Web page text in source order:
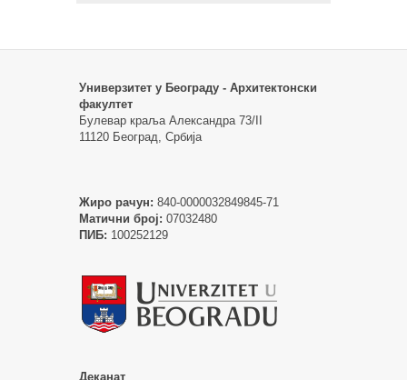
Универзитет у Београду - Архитектонски
факултет
Булевар краља Александра 73/II
11120 Београд, Србија
Жиро рачун: 840-0000032849845-71
Матични број: 07032480
ПИБ: 100252129
Деканат